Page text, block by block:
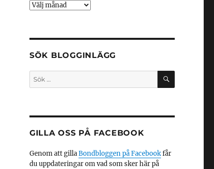
Arkiv
SÖK BLOGGINLÄGG
Sök
efter:
SÖK
GILLA OSS PÅ FACEBOOK
Genom att gillaBondbloggen på Facebookfår
du uppdateringar om vad som sker här på